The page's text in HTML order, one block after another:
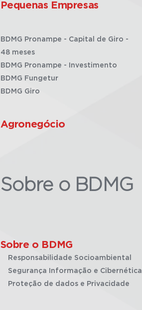
Pequenas Empresas
BDMG Pronampe - Capital de Giro -
48 meses
BDMG Pronampe - Investimento
BDMG Fungetur
BDMG Giro
Agronegócio
Sobre o BDMG
Sobre o BDMG
Responsabilidade Socioambiental
Segurança Informação e Cibernética
Proteção de dados e Privacidade